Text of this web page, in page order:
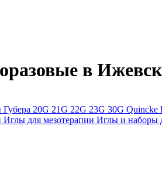
в
20G 21G 22G 23G 30G Quincke
Иглы для мезотерапии Иглы и наборы